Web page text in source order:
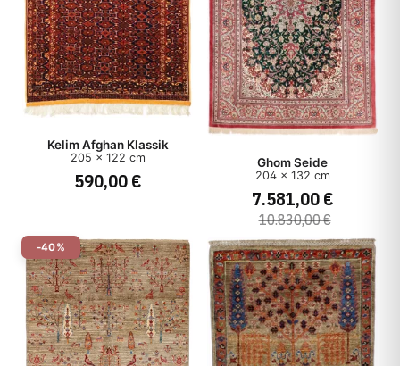
Kelim Afghan Klassik
205 x 122 cm
590,00 €
Ghom Seide
204 x 132 cm
7.581,00 €
10.830,00 €
-40%